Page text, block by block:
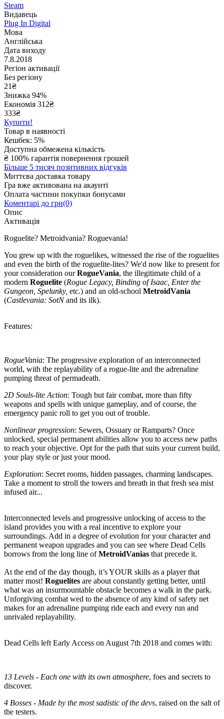
Steam
Видавець
Plug In Digital
Мова
Англійська
Дата виходу
7.8.2018
Регіон активації
Без регіону
21₴
Знижка 94%
Економія 312₴
333₴
Купити!
Товар в наявності
Кешбек: 5%
Доступна обмежена кількість
₴ 100% гарантія повернення грошей
Більше 5 тисяч позитивних відгуків
Миттєва доставка товару
Гра вже активована на акаунті
Оплата частини покупки бонусами
Коментарі до гри(0)
Опис
Активація
Roguelite? Metroidvania? Roguevania!
You grew up with the roguelikes, witnessed the rise of the roguelites
and even the birth of the roguelite-lites? We'd now like to present for
your consideration ourRogueVania, the illegitimate child of a
modern Roguelite (Rogue Legacy, Binding of Isaac, Enter the
Gungeon, Spelunky, etc.) and an old-school MetroidVania
(Castlevania: SotNand its ilk).
Features:
RogueVania: The progressive exploration of an interconnected
world, with the replayability of a rogue-lite and the adrenaline
pumping threat of permadeath.
2D Souls-lite Action: Tough but fair combat, more than fifty
weapons and spells with unique gameplay, and of course, the
emergency panic roll to get you out of trouble.
Nonlinear progression: Sewers, Ossuary or Ramparts? Once
unlocked, special permanent abilities allow you to access new paths
to reach your objective. Opt for the path that suits your current build,
your play style or just your mood.
Exploration: Secret rooms, hidden passages, charming landscapes.
Take a moment to stroll the towers and breath in that fresh sea mist
infused air...
Interconnected levels and progressive unlocking of access to the
island provides you with a real incentive to explore your
surroundings. Add in a degree of evolution for your character and
permanent weapon upgrades and you can see where Dead Cells
borrows from the long line ofMetroidVanias that precede it.
At the end of the day though, it’s YOUR skills as a player that
matter most! Roguelites are about constantly getting better, until
what was an insurmountable obstacle becomes a walk in the park.
Unforgiving combat wed to the absence of any kind of safety net
makes for an adrenaline pumping ride each and every run and
unrivaled replayability.
Dead Cells left Early Access on August 7th 2018 and comes with:
13 Levels - Each one with its own atmosphere, foes and secrets to
discover.
4 Bosses - Made by the most sadistic of the devs, raised on the salt of
the testers.